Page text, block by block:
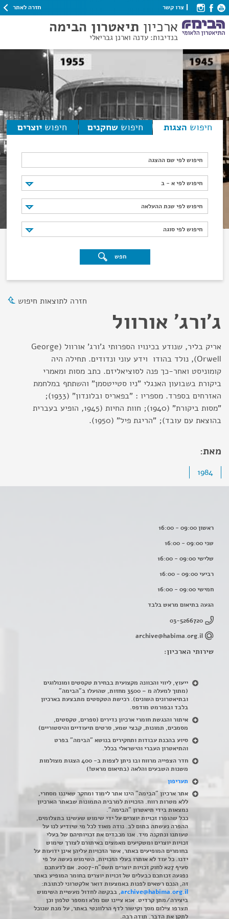
צרו קשר חזרה לאתר
ארכיון תיאטרון הבימה
בנדיבות: עדנה וארנן גבריאלי
חיפוש הצגות חיפוש שחקנים חיפוש יוצרים
חיפוש לפי שם ההצגה
חיפוש לפי א - ב
חיפוש לפי א - ב
חיפוש לפי שנת ההעלאה
חיפוש לפי שנת ההעלאה
חיפוש לפי סוגה
חיפוש לפי סוגה
חפש
חזרה לתוצאות חיפוש
ג'ורג' אורוול
אריק בליר, שנודע בכינויו הספרותי ג'ורג' אורוול (George
Orwell), נולד בהודו וידע עוני ונדודים. תחילה היה
קומוניסט ואחר-כך פנה לסוציאליזם. כתב מסות ומאמרי
ביקורת בשבועון האנגלי "ניו סטייטסמן" והשתתף במלחמת
האזרחים בספרד. מספריו : "בפאריס ובלונדון" (1933);
"מסות ביקורת" (1940); חוות החיות (1945, הופיע בעברית
בהוצאת עם עובד); "הריגת פיל" (1950).
מאת:
1984
ראשון 09:00 - 16:00
שני 09:00 - 16:00
שלישי 09:00 - 16:00
רביעי 09:00 - 16:00
חמישי 09:00 - 16:00
הגעה בתיאום מראש בלבד
03-5266720
archive@habima.org.il
שירותי הארכיון:
ייעוץ, ליווי והכוונה מקצועית בבחירת טקסטים ומונולוגים
(מתוך למעלה מ – 3500 מחזות, שהועלו ב"הבימה"
ובתיאטרונים השונים). רכישת הטקסטים מתבצעת בארכיון
בלבד ובפורמט מודפס.
איתור והנגשת חומרי ארכיון נדירים (ספרים, טקסטים,
מסמכים, תמונות, קבצי שמע, סרטים תיעודיים והיסטוריים)
סיוע בהכנת עבודות ותחקירים בנושא "הבימה" בפרט
והתיאטרון העברי והישראלי בכלל.
חדר הצפייה מרווח ובו ניתן לצפות ב- 400 הצגות מצולמות
משנות השבעים והלאה (בתיאום מראש!)
תעריפון
אתר ארכיון "הבימה" הינו אתר לימוד ומחקר שאיננו מסחרי,
ללא מטרות רווח. הזכויות למרבית התמונות שבאתר הארכיון
נמצאות בידי תיאטרון "הבימה".
ככל שהופרו זכויות יוצרים על ידי שימוש שעשינו בתצלומים,
ההפרה נעשתה בתום לב. נודה מאוד לכל מי שיודיע לנו על
טעותנו ונתקנה מיד. אנו מכבדים את זכויותיהם של בעלי
זכויות יוצרים ומשקיעים מאמצים באיתורם לצורך שימוש
בחומרים המופיעים באתר, אשר הזכויות עליהן אינן ידועות על
ידנו. כל עוד לא אותרו בעלי הזכויות, השימוש נעשה על פי
סעיף 27א לחוק זכויות יוצרים תשס"ח-2007. אם לדעתכם
נפגעה זכותכם כבעלים של זכויות יוצרים בחומר המופיע באתר
זה, הנכם רשאים לפנות באמצעות דואר אלקטרוני לכתובת:
archive@habima.org.il, בבקשה לחדול מעשיית השימוש
ביצירה/מתן קרדיט. אנא ציינו שם מלא ומספר טלפון וכן
תצרפו צילום מסך וקישור לדף הרלוונטי באתר, על מנת שנוכל
לתקן את הדבר. תודה רבה.